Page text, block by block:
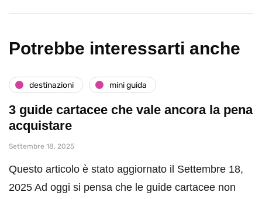
Potrebbe interessarti anche
destinazioni mini guida
3 guide cartacee che vale ancora la pena
acquistare
Settembre 18, 2025
Questo articolo è stato aggiornato il Settembre 18,
2025 Ad oggi si pensa che le guide cartacee non